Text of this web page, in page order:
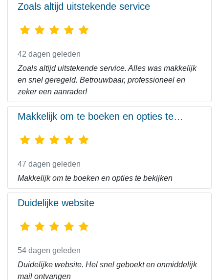
Zoals altijd uitstekende service
42 dagen geleden
Zoals altijd uitstekende service. Alles was makkelijk
en snel geregeld. Betrouwbaar, professioneel en
zeker een aanrader!
Makkelijk om te boeken en opties te…
47 dagen geleden
Makkelijk om te boeken en opties te bekijken
Duidelijke website
54 dagen geleden
Duidelijke website. Hel snel geboekt en onmiddelijk
mail ontvangen